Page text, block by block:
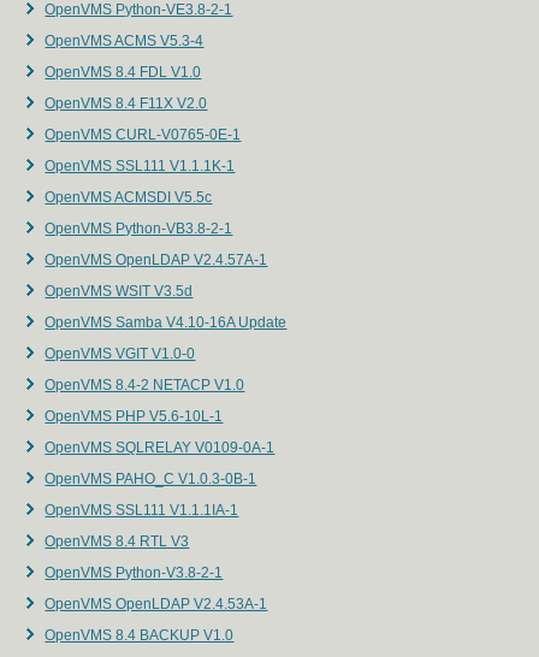
OpenVMS Python-VE3.8-2-1
OpenVMS ACMS V5.3-4
OpenVMS 8.4 FDL V1.0
OpenVMS 8.4 F11X V2.0
OpenVMS CURL-V0765-0E-1
OpenVMS SSL111 V1.1.1K-1
OpenVMS ACMSDI V5.5c
OpenVMS Python-VB3.8-2-1
OpenVMS OpenLDAP V2.4.57A-1
OpenVMS WSIT V3.5d
OpenVMS Samba V4.10-16A Update
OpenVMS VGIT V1.0-0
OpenVMS 8.4-2 NETACP V1.0
OpenVMS PHP V5.6-10L-1
OpenVMS SQLRELAY V0109-0A-1
OpenVMS PAHO_C V1.0.3-0B-1
OpenVMS SSL111 V1.1.1IA-1
OpenVMS 8.4 RTL V3
OpenVMS Python-V3.8-2-1
OpenVMS OpenLDAP V2.4.53A-1
OpenVMS 8.4 BACKUP V1.0